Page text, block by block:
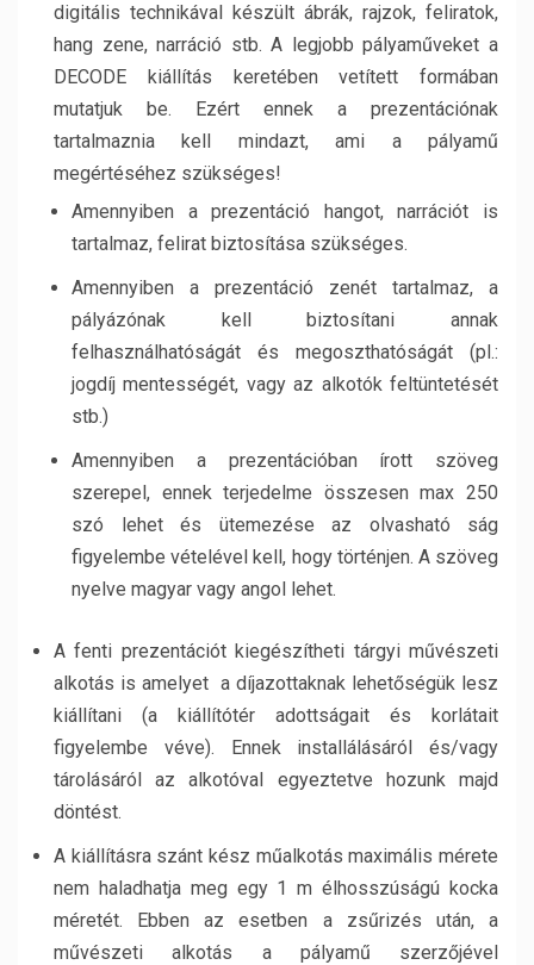
digitális technikával készült ábrák, rajzok, feliratok,
hang zene, narráció stb. A legjobb pályaműveket a
DECODE kiállítás keretében vetített formában
mutatjuk be. Ezért ennek a prezentációnak
tartalmaznia kell mindazt, ami a pályamű
megértéséhez szükséges!
Amennyiben a prezentáció hangot, narrációt is
tartalmaz, felirat biztosítása szükséges.
Amennyiben a prezentáció zenét tartalmaz, a
pályázónak kell biztosítani annak
felhasználhatóságát és megoszthatóságát (pl.:
jogdíj mentességét, vagy az alkotók feltüntetését
stb.)
Amennyiben a prezentációban írott szöveg
szerepel, ennek terjedelme összesen max 250
szó lehet és ütemezése az olvasható ság
figyelembe vételével kell, hogy történjen. A szöveg
nyelve magyar vagy angol lehet.
A fenti prezentációt kiegészítheti tárgyi művészeti
alkotás is amelyet a díjazottaknak lehetőségük lesz
kiállítani (a kiállítótér adottságait és korlátait
figyelembe véve). Ennek installálásáról és/vagy
tárolásáról az alkotóval egyeztetve hozunk majd
döntést.
A kiállításra szánt kész műalkotás maximális mérete
nem haladhatja meg egy 1 m élhosszúságú kocka
méretét. Ebben az esetben a zsűrizés után, a
művészeti alkotás a pályamű szerzőjével